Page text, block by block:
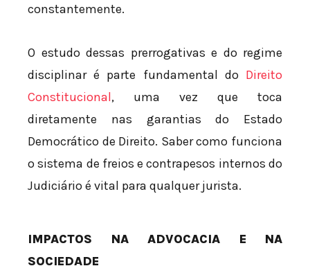
constantemente.
O estudo dessas prerrogativas e do regime
disciplinar é parte fundamental do Direito
Constitucional, uma vez que toca
diretamente nas garantias do Estado
Democrático de Direito. Saber como funciona
o sistema de freios e contrapesos internos do
Judiciário é vital para qualquer jurista.
IMPACTOS NA ADVOCACIA E NA
SOCIEDADE